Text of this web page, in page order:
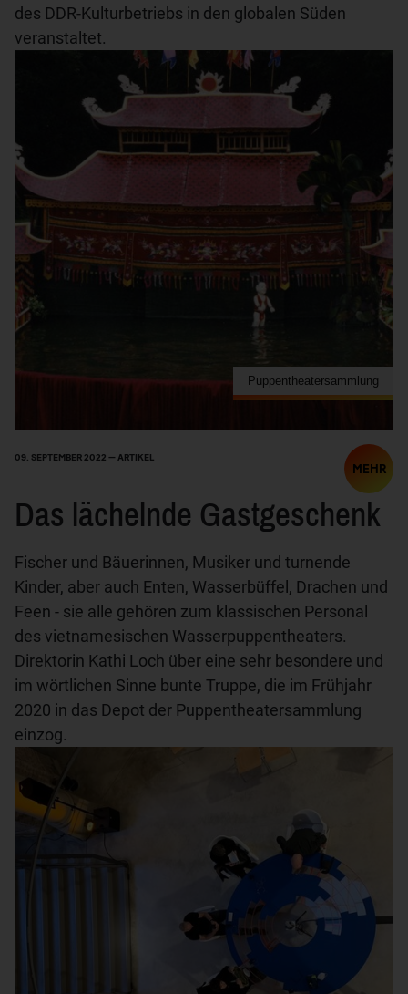
des DDR-Kulturbetriebs in den globalen Süden
veranstaltet.
09. SEPTEMBER 2022 — ARTIKEL
MEHR
Das lächelnde Gastgeschenk
Fischer und Bäuerinnen, Musiker und turnende
Kinder, aber auch Enten, Wasserbüffel, Drachen und
Feen - sie alle gehören zum klassischen Personal
des vietnamesischen Wasserpuppentheaters.
Direktorin Kathi Loch über eine sehr besondere und
im wörtlichen Sinne bunte Truppe, die im Frühjahr
2020 in das Depot der Puppentheatersammlung
einzog.
Puppentheatersammlung